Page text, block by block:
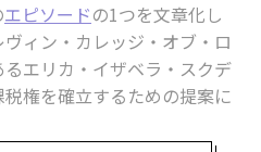
年9月号発売中
エピソードの1つを文章化し
ィン・カレッジ・オブ・ロ
エリカ・イザベラ・スクデ
権を確立するための提案に